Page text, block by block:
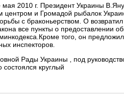
2010 г. Президент Украины
центром и Громадой рыбалок
с браконьерством. О
все пункты о предоставлении
того, он
инспекторов.
Рады Украины , под
круглый